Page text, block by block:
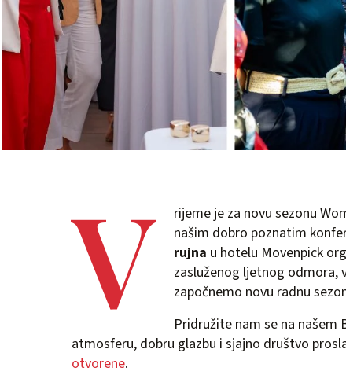
V
rijeme je za novu sezonu
našim dobro poznatim
rujna u hotelu Movenpick
zasluženog ljetnog odmora,
započnemo novu radnu
Pridružite nam se na
atmosferu, dobru glazbu i sjajno društvo
otvorene.